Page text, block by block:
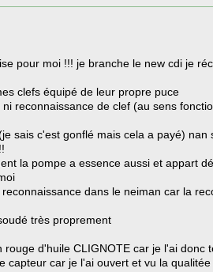
pour moi !!! je branche le new cdi je
clefs équipé de leur propre puce
reconnaissance de clef (au sens
sais c'est gonflé mais cela a payé)
la pompe a essence aussi et appart
dans le neiman car la
très proprement
d'huile CLIGNOTE car je l'ai donc
car je l'ai ouvert et vu la